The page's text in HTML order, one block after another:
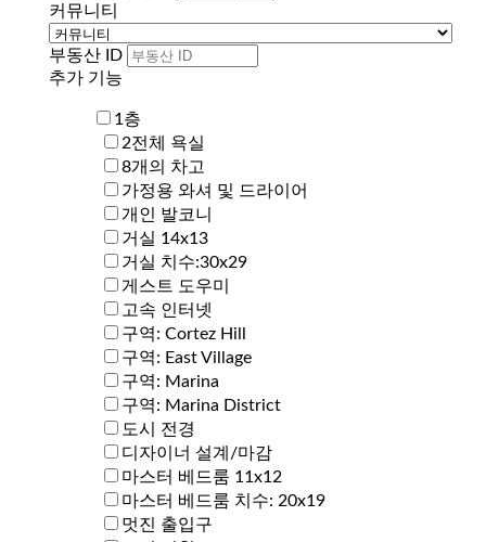
커뮤니티
부동산 ID
추가 기능
1층
2전체 욕실
8개의 차고
가정용 와셔 및 드라이어
개인 발코니
거실 14x13
거실 치수:30x29
게스트 도우미
고속 인터넷
구역: Cortez Hill
구역: East Village
구역: Marina
구역: Marina District
도시 전경
디자이너 설계/마감
마스터 베드룸 11x12
마스터 베드룸 치수: 20x19
멋진 출입구